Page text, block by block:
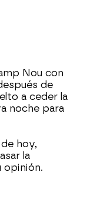
Nou con
de
a ceder la
noche para
hoy,
la
opinión.